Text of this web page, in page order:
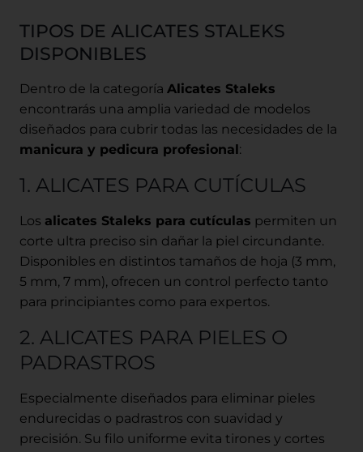
TIPOS DE ALICATES STALEKS
DISPONIBLES
Dentro de la categoría Alicates Staleks
encontrarás una amplia variedad de modelos
diseñados para cubrir todas las necesidades de la
manicura y pedicura profesional :
1. ALICATES PARA CUTÍCULAS
Los alicates Staleks para cutículas permiten un
corte ultra preciso sin dañar la piel circundante.
Disponibles en distintos tamaños de hoja (3 mm,
5 mm, 7 mm), ofrecen un control perfecto tanto
para principiantes como para expertos.
2. ALICATES PARA PIELES O
PADRASTROS
Especialmente diseñados para eliminar pieles
endurecidas o padrastros con suavidad y
precisión. Su filo uniforme evita tirones y cortes